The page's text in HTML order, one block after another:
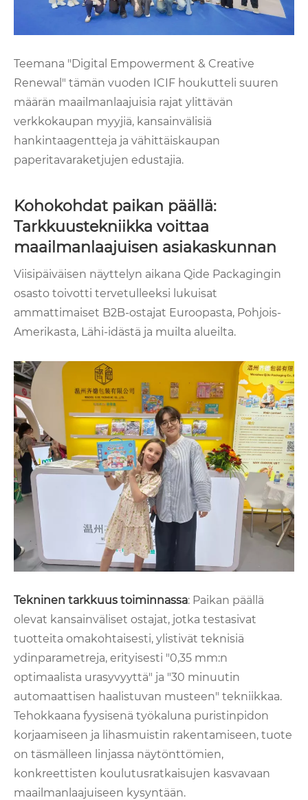
Teemana "Digital Empowerment & Creative
Renewal" tämän vuoden ICIF houkutteli suuren
määrän maailmanlaajuisia rajat ylittävän
verkkokaupan myyjiä, kansainvälisiä
hankintaagentteja ja vähittäiskaupan
paperitavaraketjujen edustajia.
Kohokohdat paikan päällä:
Tarkkuustekniikka voittaa
maailmanlaajuisen asiakaskunnan
Viisipäiväisen näyttelyn aikana Qide Packagingin
osasto toivotti tervetulleeksi lukuisat
ammattimaiset B2B-ostajat Euroopasta, Pohjois-
Amerikasta, Lähi-idästä ja muilta alueilta.
Tekninen tarkkuus toiminnassa: Paikan päällä
olevat kansainväliset ostajat, jotka testasivat
tuotteita omakohtaisesti, ylistivät teknisiä
ydinparametreja, erityisesti "0,35 mm:n
optimaalista urasyvyyttä" ja "30 minuutin
automaattisen haalistuvan musteen" tekniikkaa.
Tehokkaana fyysisenä työkaluna puristinpidon
korjaamiseen ja lihasmuistin rakentamiseen, tuote
on täsmälleen linjassa näytönttömien,
konkreettisten koulutusratkaisujen kasvavaan
maailmanlaajuiseen kysyntään.